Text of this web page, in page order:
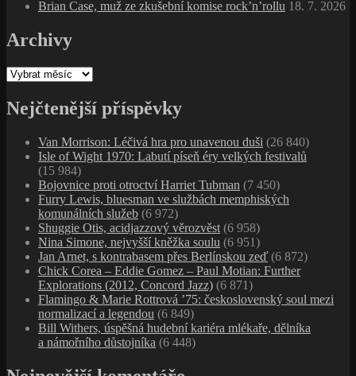
Brian Case, muž ze zkušební komise rock’n’rollu 18. 7. 2026
Archivy
Archivy
Nejčtenější příspěvky
Van Morrison: Léčivá hra pro unavenou duši (26 840)
Isle of Wight 1970: Labutí píseň éry velkých festivalů
(15 984)
Bojovnice proti otroctví Harriet Tubman (7 450)
Furry Lewis, bluesman ve službách memphiských
komunálních služeb (6 972)
Shuggie Otis, acidjazzový věrozvěst (6 958)
Nina Simone, nejvyšší kněžka soulu (6 951)
Jan Arnet, s kontrabasem přes Berlínskou zeď (6 872)
Chick Corea – Eddie Gomez – Paul Motian: Further
Explorations (2012, Concord Jazz) (6 871)
Flamingo & Marie Rottrová ’75: československý soul mezi
normalizací a legendou (6 849)
Bill Withers, úspěšná hudební kariéra mlékaře, dělníka
a námořního důstojníka (6 448)